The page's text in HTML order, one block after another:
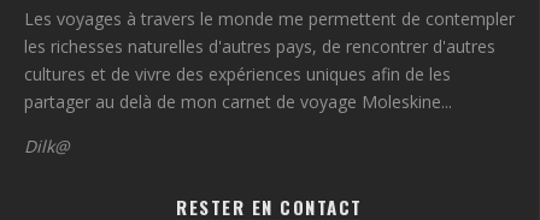
Les voyages à travers le monde me permettent de contempler
les richesses naturelles d'autres pays, de rencontrer d'autres
cultures et de vivre des expériences uniques afin de les
partager au delà de mon carnet de voyage Moleskine...
Dilk@
RESTER EN CONTACT